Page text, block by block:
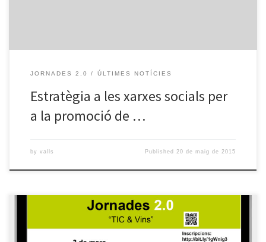
JORNADES 2.0 ÚLTIMES NOTÍCIES
Estratègia a les xarxes socials per
a la promoció de …
by valls Published 20 de maig de 2015